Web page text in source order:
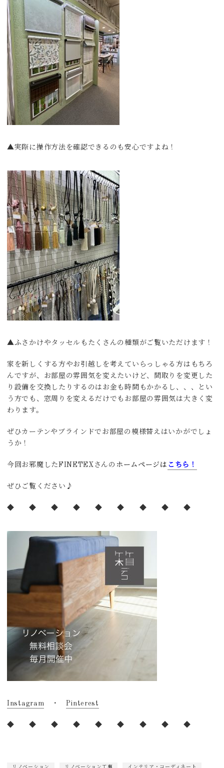
▲実際に操作方法を確認できるのも安心ですよね！
▲ふさかけやタッセルもたくさんの種類がご覧いただけます！
家を新しくする方やお引越しを考えていらっしゃる方はもちろ
んですが、お部屋の雰囲気を変えたいけど、間取りを変更した
り設備を交換したりするのはお金も時間もかかるし、、、とい
う方でも、窓周りを変えるだけでもお部屋の雰囲気は大きく変
わります。
ぜひカーテンやブラインドでお部屋の模様替えはいかがでしょ
うか！
今回お邪魔したFINETEXさんの ホームページは こちら！
ぜひご覧ください♪
◆ ◆ ◆ ◆ ◆ ◆ ◆ ◆ ◆
Instagram ・Pinterest
◆ ◆ ◆ ◆ ◆ ◆ ◆ ◆ ◆